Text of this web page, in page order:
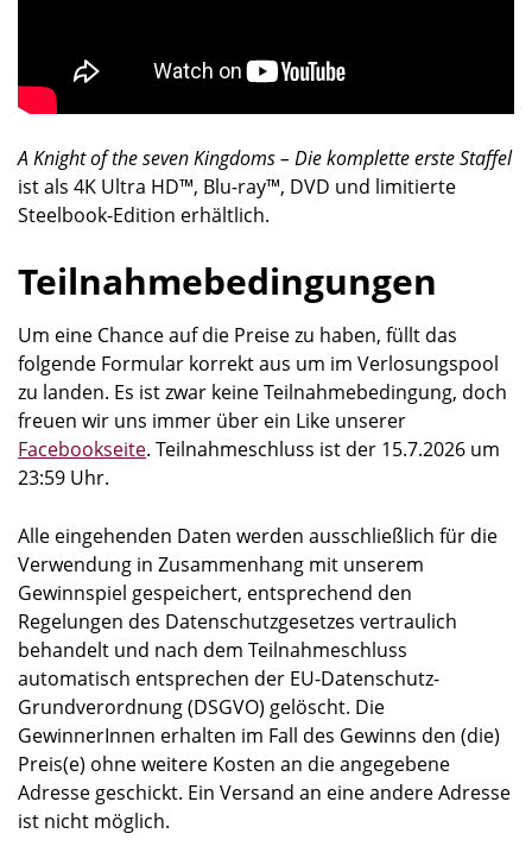
A Knight of the seven Kingdoms – Die komplette erste Staffel
ist als 4K Ultra HD™, Blu-ray™, DVD und limitierte
Steelbook-Edition erhältlich.
Teilnahmebedingungen
Um eine Chance auf die Preise zu haben, füllt das
folgende Formular korrekt aus um im Verlosungspool
zu landen. Es ist zwar keine Teilnahmebedingung, doch
freuen wir uns immer über ein Like unserer
Facebookseite. Teilnahmeschluss ist der 15.7.2026 um
23:59 Uhr.
Alle eingehenden Daten werden ausschließlich für die
Verwendung in Zusammenhang mit unserem
Gewinnspiel gespeichert, entsprechend den
Regelungen des Datenschutzgesetzes vertraulich
behandelt und nach dem Teilnahmeschluss
automatisch entsprechen der EU-Datenschutz-
Grundverordnung (DSGVO) gelöscht. Die
GewinnerInnen erhalten im Fall des Gewinns den (die)
Preis(e) ohne weitere Kosten an die angegebene
Adresse geschickt. Ein Versand an eine andere Adresse
ist nicht möglich.